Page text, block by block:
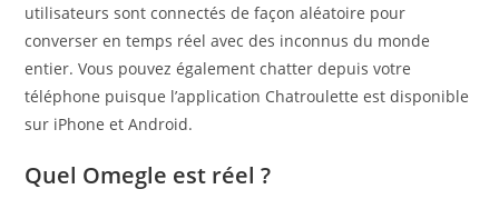
utilisateurs sont connectés de façon aléatoire pour
converser en temps réel avec des inconnus du monde
entier. Vous pouvez également chatter depuis votre
téléphone puisque l’application Chatroulette est disponible
sur iPhone et Android.
Quel Omegle est réel ?